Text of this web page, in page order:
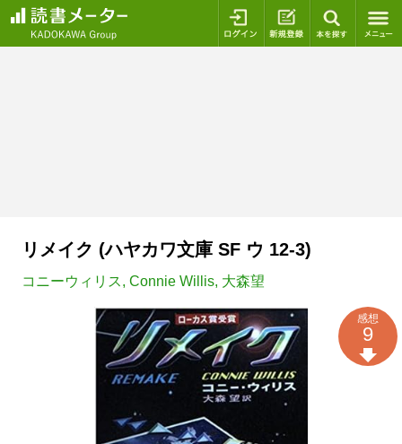
ログイン 新規登録
リメイク (ハヤカワ文庫 SF ウ 12-3)
コニーウィリス, Connie Willis, 大森望
感想
9